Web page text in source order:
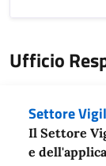
Ufficio
Settore
Il Settore
e